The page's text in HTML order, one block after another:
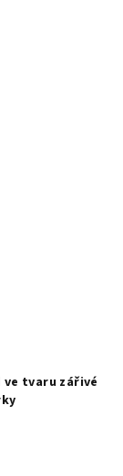
ve tvaru zářivé